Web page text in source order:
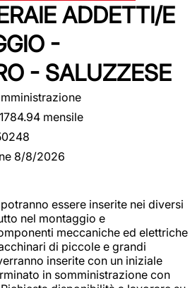
ADDETTI/E
-
- SALUZZESE
1784.94 mensile
8/8/2026
essere inserite nei diversi
nel montaggio e
meccaniche ed elettriche
di piccole e grandi
inserite con un iniziale
in somministrazione con